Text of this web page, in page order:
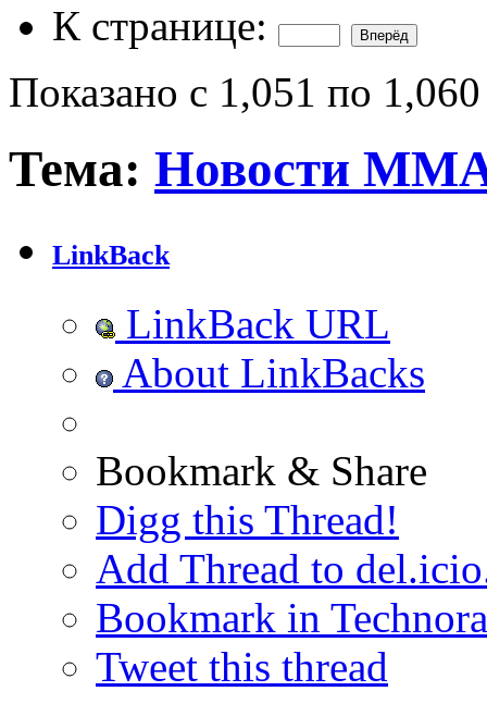
К странице:
Показано с 1,051 по
Тема: Новости
LinkBack
LinkBack URL
About LinkBacks
Bookmark & Share
Digg this Thread!
Add Thread to
Bookmark in
Tweet this thread